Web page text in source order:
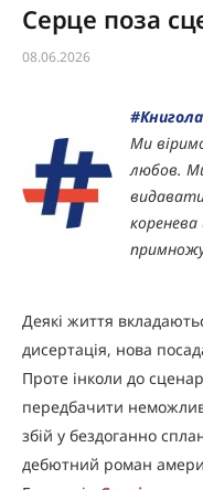
Серце поза
08.06.2026
Ми
любов.
Деякі життя
дисертація, нова
Проте інколи до
передбачити
збій у бездоганно
дебютний роман